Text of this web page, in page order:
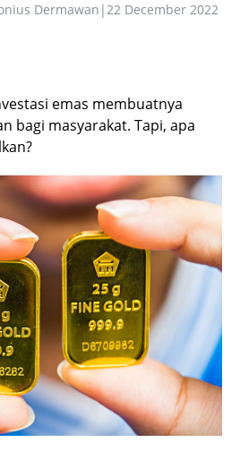
Dermawan |22 December 2022
emas membuatnya
bagi masyarakat. Tapi, apa